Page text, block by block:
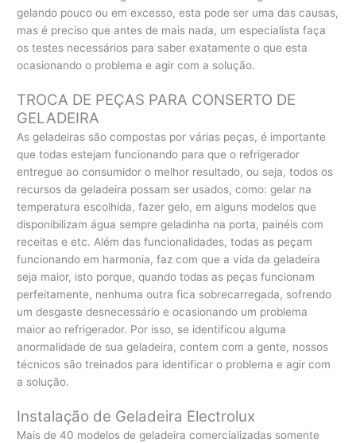
gelando pouco ou em excesso, esta pode ser uma das causas,
mas é preciso que antes de mais nada, um especialista faça
os testes necessários para saber exatamente o que esta
ocasionando o problema e agir com a solução.
TROCA DE PEÇAS PARA CONSERTO DE
GELADEIRA
As geladeiras são compostas por várias peças, é importante
que todas estejam funcionando para que o refrigerador
entregue ao consumidor o melhor resultado, ou seja, todos os
recursos da geladeira possam ser usados, como: gelar na
temperatura escolhida, fazer gelo, em alguns modelos que
disponibilizam água sempre geladinha na porta, painéis com
receitas e etc. Além das funcionalidades, todas as peçam
funcionando em harmonia, faz com que a vida da geladeira
seja maior, isto porque, quando todas as peças funcionam
perfeitamente, nenhuma outra fica sobrecarregada, sofrendo
um desgaste desnecessário e ocasionando um problema
maior ao refrigerador. Por isso, se identificou alguma
anormalidade de sua geladeira, contem com a gente, nossos
técnicos são treinados para identificar o problema e agir com
a solução.
Instalação de Geladeira Electrolux
Mais de 40 modelos de geladeira comercializadas somente